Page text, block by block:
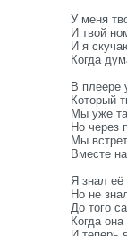
У меня
И твой
И я
Когда
В плеере
Который
Мы уже
Но через
Мы
Вместе
Я знал её
Но не
До того
Когда